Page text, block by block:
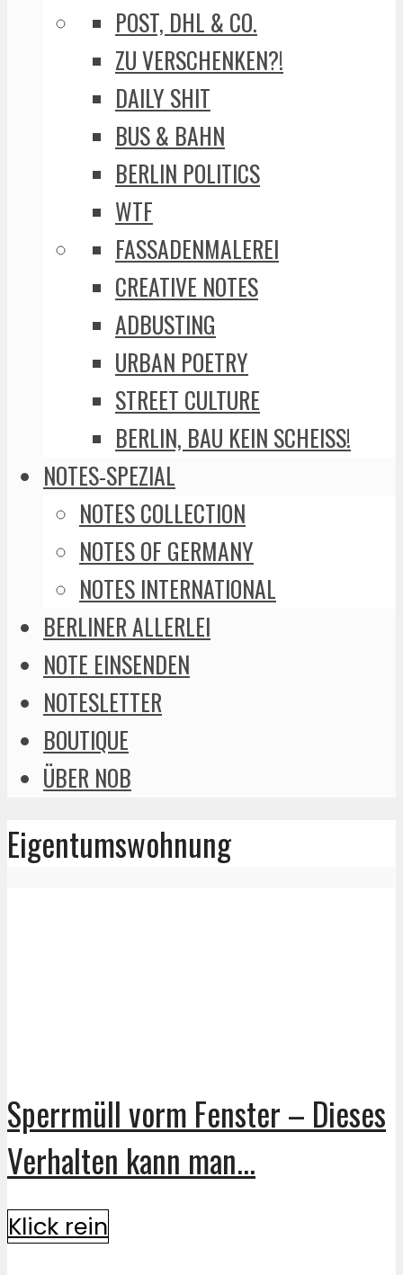
POST, DHL & CO.
ZU VERSCHENKEN?!
DAILY SHIT
BUS & BAHN
BERLIN POLITICS
WTF
FASSADENMALEREI
CREATIVE NOTES
ADBUSTING
URBAN POETRY
STREET CULTURE
BERLIN, BAU KEIN SCHEISS!
NOTES-SPEZIAL
NOTES COLLECTION
NOTES OF GERMANY
NOTES INTERNATIONAL
BERLINER ALLERLEI
NOTE EINSENDEN
NOTESLETTER
BOUTIQUE
ÜBER NOB
Eigentumswohnung
Sperrmüll vorm Fenster – Dieses
Verhalten kann man...
Klick rein